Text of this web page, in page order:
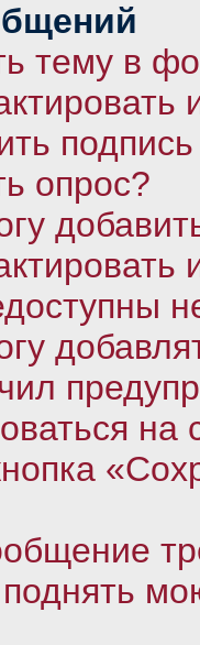
тему в
опрос?